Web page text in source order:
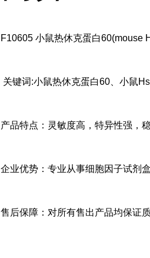
F10605 小鼠热休克蛋白60(mouse
关键词:小鼠热休克蛋白60、小鼠
产品特点：灵敏度高，特异性强，
企业优势：专业从事细胞因子试剂
售后保障：对所有售出产品均保证